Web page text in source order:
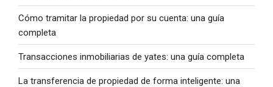
Cómo tramitar la propiedad por su cuenta: una guía
completa
Transacciones inmobiliarias de yates: una guía completa
La transferencia de propiedad de forma inteligente: una